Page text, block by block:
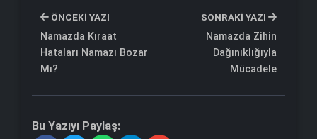
ÖNCEKI YAZI
Namazda Kıraat
Hataları Namazı Bozar
Mı?
SONRAKI YAZI
Namazda Zihin
Dağınıklığıyla
Mücadele
Bu Yazıyı Paylaş: